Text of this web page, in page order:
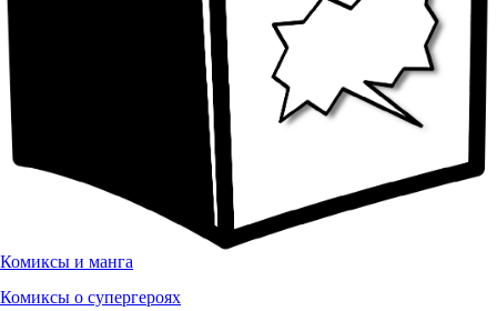
Комиксы и манга
Комиксы о супергероях